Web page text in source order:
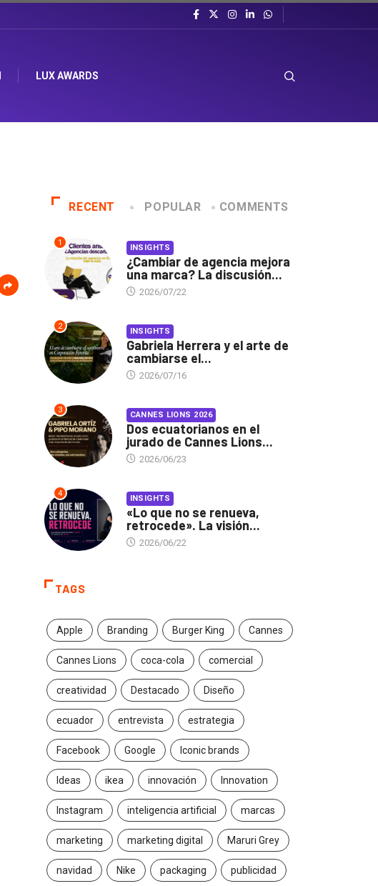
LUX AWARDS
RECENT POPULAR COMMENTS
1 INSIGHTS
¿Cambiar de agencia mejora
una marca? La discusión...
2026/07/22
2 INSIGHTS
Gabriela Herrera y el arte de
cambiarse el...
2026/07/16
3 CANNES LIONS 2026
Dos ecuatorianos en el
jurado de Cannes Lions...
2026/06/23
4 INSIGHTS
«Lo que no se renueva,
retrocede». La visión...
2026/06/22
TAGS
Apple Branding Burger King Cannes
Cannes Lions coca-cola comercial
creatividad Destacado Diseño
ecuador entrevista estrategia
Facebook Google Iconic brands
Ideas ikea innovación Innovation
Instagram inteligencia artificial marcas
marketing marketing digital Maruri Grey
navidad Nike packaging publicidad